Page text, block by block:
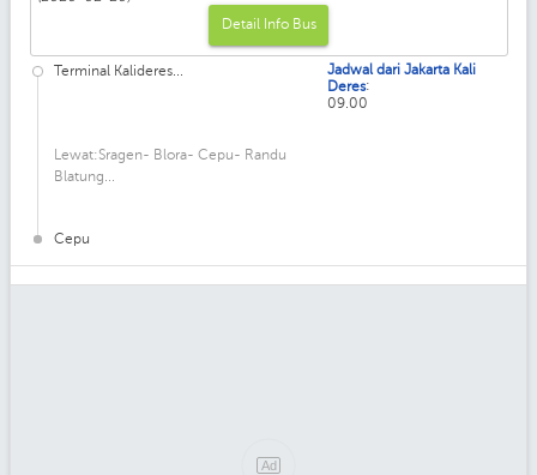
Detail Info Bus
Terminal Kalideres...
Lewat:Sragen- Blora- Cepu- Randu
Blatung...
Cepu
Jadwal dari Jakarta Kali
Deres:
09.00
Ad